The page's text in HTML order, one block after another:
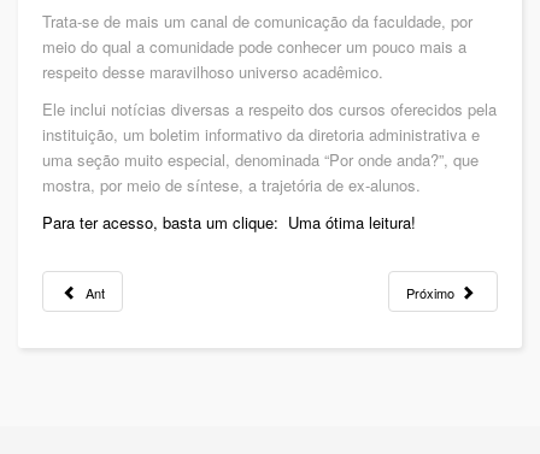
Trata-se de mais um canal de comunicação da faculdade, por
meio do qual a comunidade pode conhecer um pouco mais a
respeito desse maravilhoso universo acadêmico.
Ele inclui notícias diversas a respeito dos cursos oferecidos pela
instituição, um boletim informativo da diretoria administrativa e
uma seção muito especial, denominada “Por onde anda?”, que
mostra, por meio de síntese, a trajetória de ex-alunos.
Para ter acesso, basta um clique: Uma ótima leitura!
Ant Próximo